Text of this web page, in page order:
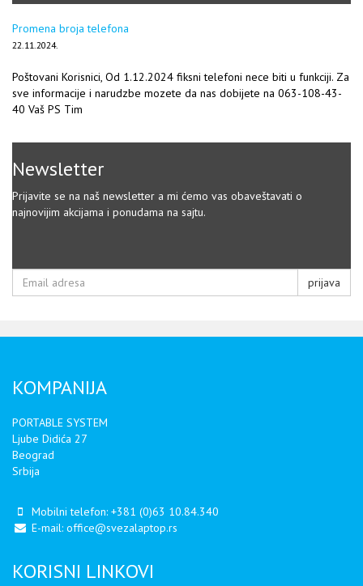
Promena broja telefona
22.11.2024.
Poštovani Korisnici, Od 1.12.2024 fiksni telefoni nece biti u funkciji. Za
sve informacije i narudzbe mozete da nas dobijete na 063-108-43-
40 Vaš PS Tim
Newsletter
Prijavite se na naš newsletter a mi ćemo vas obaveštavati o
najnovijim akcijama i ponudama na sajtu.
prijava
KOMPANIJA
PORTABLE SYSTEM
Ljube Didića 27
Beograd
Srbija
Mobilni telefon: +381 (0)63 10.84.340
E-mail: office@svezalaptop.rs
KORISNI LINKOVI